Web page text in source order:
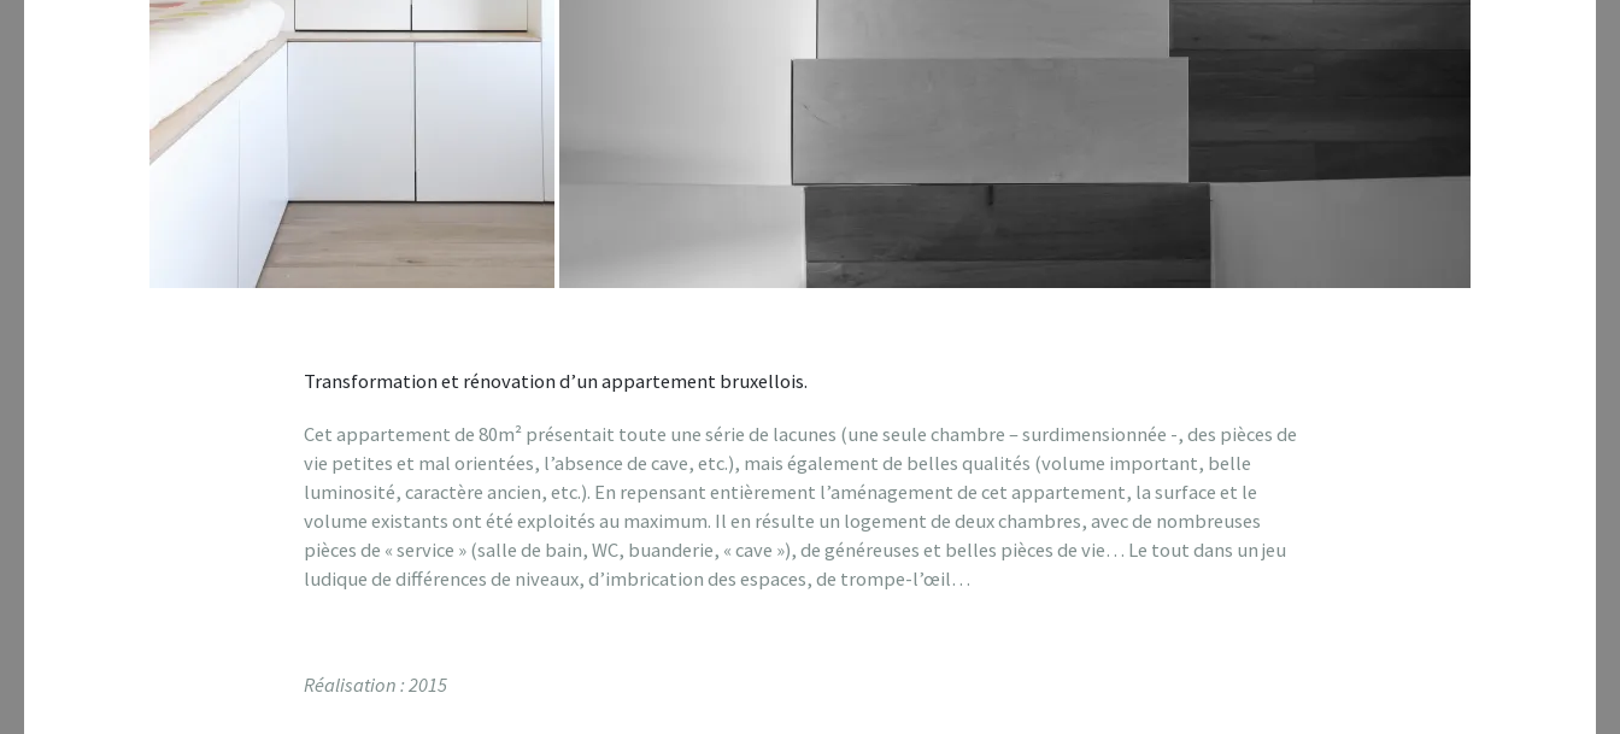
Transformation et rénovation d’un appartement bruxellois.
Cet appartement de 80m² présentait toute une série de lacunes (une seule chambre – surdimensionnée -, des pièces de
vie petites et mal orientées, l’absence de cave, etc.), mais également de belles qualités (volume important, belle
luminosité, caractère ancien, etc.). En repensant entièrement l’aménagement de cet appartement, la surface et le
volume existants ont été exploités au maximum. Il en résulte un logement de deux chambres, avec de nombreuses
pièces de « service » (salle de bain, WC, buanderie, « cave »), de généreuses et belles pièces de vie… Le tout dans un jeu
ludique de différences de niveaux, d’imbrication des espaces, de trompe-l’œil…
Réalisation : 2015